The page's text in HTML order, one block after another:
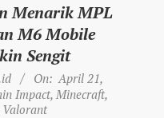
Menarik MPL
M6 Mobile
Sengit
On: April 21,
Impact, Minecraft,
Valorant